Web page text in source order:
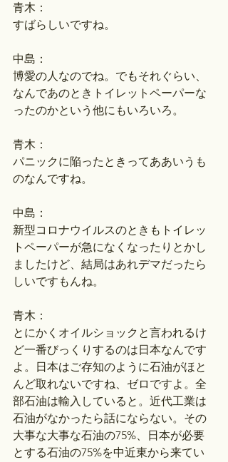
青木：
すばらしいですね。
中島：
博愛の人なのでね。でもそれぐらい、
なんであのときトイレットペーパーな
ったのかという他にもいろいろ。
青木：
パニックに陥ったときってああいうも
のなんですね。
中島：
新型コロナウイルスのときもトイレッ
トペーパーが急になくなったりとかし
ましたけど、結局はあれデマだったら
しいですもんね。
青木：
とにかくオイルショックと言われるけ
ど一番びっくりするのは日本なんです
よ。日本はご存知のように石油がほと
んど取れないですね、ゼロですよ。全
部石油は輸入していると。近代工業は
石油がなかったら話にならない。その
大事な大事な石油の75%、日本が必要
とする石油の75%を中近東から来てい